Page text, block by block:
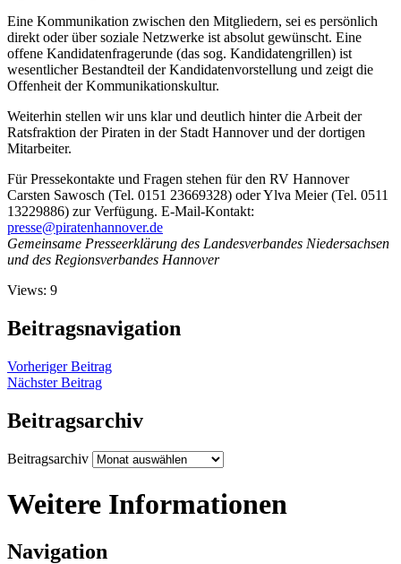
Eine Kommunikation zwischen den Mitgliedern, sei es persönlich
direkt oder über soziale Netzwerke ist absolut gewünscht. Eine
offene Kandidatenfragerunde (das sog. Kandidatengrillen) ist
wesentlicher Bestandteil der Kandidatenvorstellung und zeigt die
Offenheit der Kommunikationskultur.
Weiterhin stellen wir uns klar und deutlich hinter die Arbeit der
Ratsfraktion der Piraten in der Stadt Hannover und der dortigen
Mitarbeiter.
Für Pressekontakte und Fragen stehen für den RV Hannover
Carsten Sawosch (Tel. 0151 23669328) oder Ylva Meier (Tel. 0511
13229886) zur Verfügung. E-Mail-Kontakt:
presse@piratenhannover.de
Gemeinsame Presseerklärung des Landesverbandes Niedersachsen
und des Regionsverbandes Hannover
Views: 9
Beitragsnavigation
Vorheriger Beitrag
Nächster Beitrag
Beitragsarchiv
Beitragsarchiv
Weitere Informationen
Navigation